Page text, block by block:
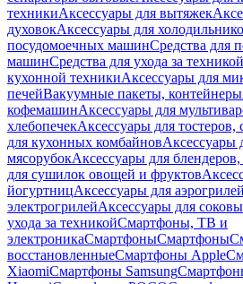
техникиАксессуары для вытяжек
духовокАксессуары для
посудомоечных машинСредства для
машинСредства для ухода за техникой
кухонной техникиАксессуары для
печейВакуумные пакеты, контейнеры
кофемашинАксессуары для
хлебопечекАксессуары для тостеров,
для кухонных комбайновАксессуары
мясорубокАксессуары для
для сушилок овощей и фруктов
йогуртницАксессуары для
электрогрилейАксессуары для
ухода за техникойСмартфоны, ТВ и
электроникаСмартфоныСмартфоны
восстановленныеСмартфоны Apple
XiaomiСмартфоны Samsung